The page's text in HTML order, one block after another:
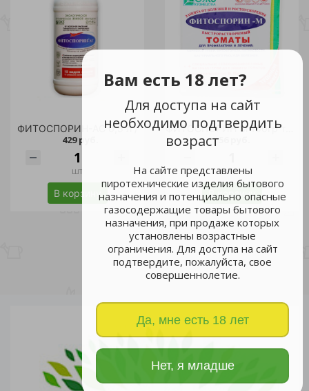
Вам есть 18 лет?
Для доступа на сайт
необходимо подтвердить
возраст
На сайте представлены
пиротехнические изделия бытового
назначения и потенциально опасные
газосодержащие товары бытового
назначения, при продаже которых
установлены возрастные
ограничения. Для доступа на сайт
подтвердите, пожалуйста, свое
совершеннолетие.
Да, мне есть 18 лет
Нет, я младше
ФИТОСПОРИН-АС 0,5 л /
429 руб.
шт
В корзину
шт
В корзину